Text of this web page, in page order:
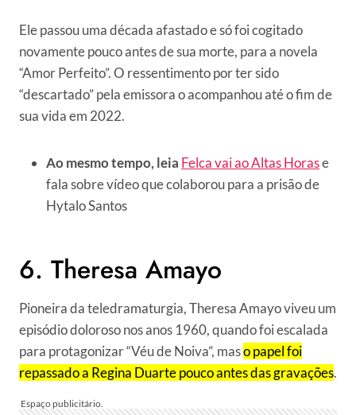
Ele passou uma década afastado e só foi cogitado
novamente pouco antes de sua morte, para a novela
“Amor Perfeito”. O ressentimento por ter sido
“descartado” pela emissora o acompanhou até o fim de
sua vida em 2022.
Ao mesmo tempo, leia Felca vai ao Altas Horase
fala sobre vídeo que colaborou para a prisão de
Hytalo Santos
6. Theresa Amayo
Pioneira da teledramaturgia, Theresa Amayo viveu um
episódio doloroso nos anos 1960, quando foi escalada
para protagonizar “Véu de Noiva”, maso papel foi
repassado a Regina Duarte pouco antes das gravações.